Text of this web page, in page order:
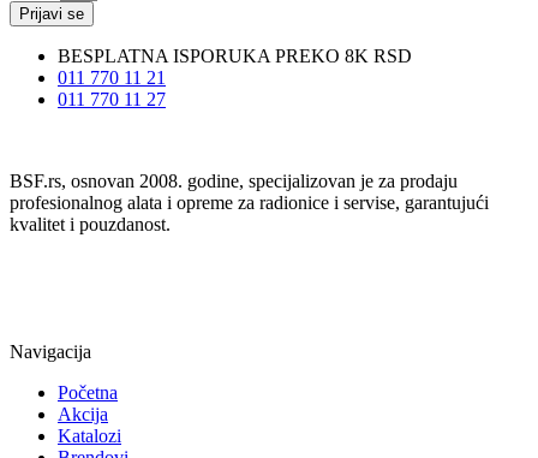
Prijavi se
BESPLATNA ISPORUKA PREKO 8K RSD
011 770 11 21
011 770 11 27
BSF.rs, osnovan 2008. godine, specijalizovan je za prodaju
profesionalnog alata i opreme za radionice i servise, garantujući
kvalitet i pouzdanost.
Navigacija
Početna
Akcija
Katalozi